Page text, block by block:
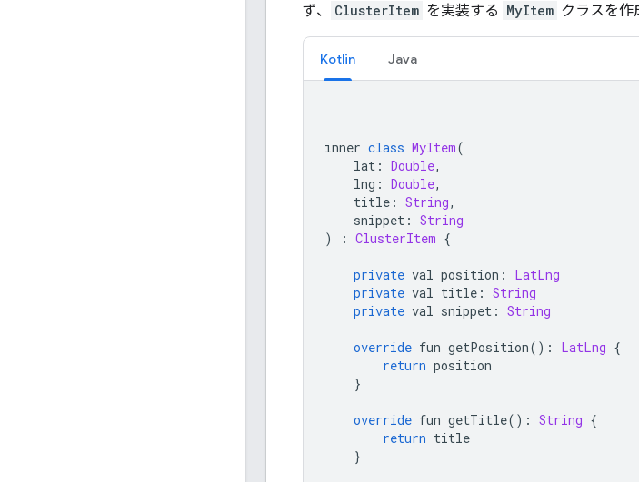
ず、
ClusterItem を実装する MyItem クラスを作
Kotlin Java
inner class MyItem(
lat : Double,
lng : Double,
title : String,
snippet : String
)
: ClusterItem {
private val position :
LatLng
private val title : String
private val snippet : String
override fun getPosition(): LatLng {
return position
}
override fun getTitle(): String {
return title
}